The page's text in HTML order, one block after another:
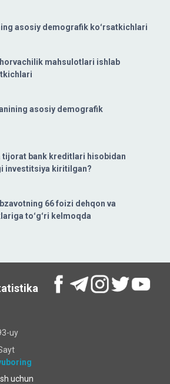
asosiy demografik koʻrsatkichlari
mahsulotlari ishlab
asosiy demografik
tijorat bank kreditlari hisobidan
investitsiya kiritilgan?
66 foizi dehqon va
toʻgʻri kelmoqda
uy
uchun